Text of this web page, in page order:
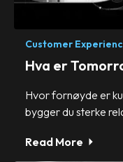
Customer
Hva er
Hvor fornøyde er
bygger du sterke
Read More